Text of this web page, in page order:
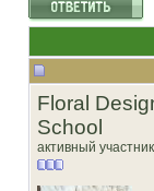
Floral
School
активный участник